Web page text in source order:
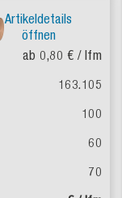
Artikeldetails
öffnen
ab 0,80 € / lfm
163.105
100
60
70